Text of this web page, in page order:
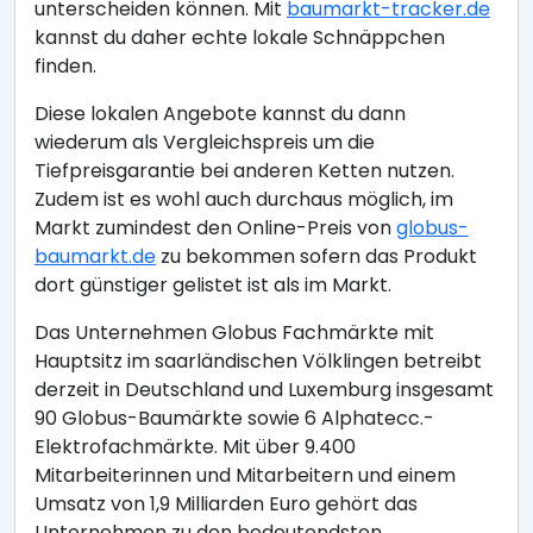
unterscheiden können. Mit baumarkt-tracker.de
kannst du daher echte lokale Schnäppchen
finden.
Diese lokalen Angebote kannst du dann
wiederum als Vergleichspreis um die
Tiefpreisgarantie bei anderen Ketten nutzen.
Zudem ist es wohl auch durchaus möglich, im
Markt zumindest den Online-Preis vonglobus-
baumarkt.de zu bekommen sofern das Produkt
dort günstiger gelistet ist als im Markt.
Das Unternehmen Globus Fachmärkte mit
Hauptsitz im saarländischen Völklingen betreibt
derzeit in Deutschland und Luxemburg insgesamt
90 Globus-Baumärkte sowie 6 Alphatecc.-
Elektrofachmärkte. Mit über 9.400
Mitarbeiterinnen und Mitarbeitern und einem
Umsatz von 1,9 Milliarden Euro gehört das